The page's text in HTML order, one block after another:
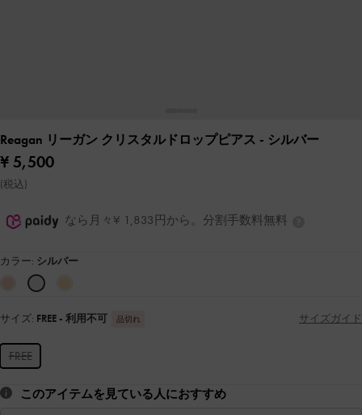
Reagan リーガン クリスタルドロップピアス - シルバー
¥ 5,500
(税込)
なら月々¥ 1,833円から。分割手数料無料
カラー: シルバー
サイズ: FREE - 利用不可 品切れ サイズガイド
FREE
このアイテムを見ている人におすすめ